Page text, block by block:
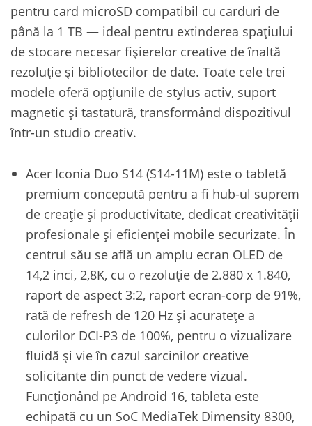
pentru card microSD compatibil cu carduri de
până la 1 TB — ideal pentru extinderea spațiului
de stocare necesar fișierelor creative de înaltă
rezoluție și bibliotecilor de date. Toate cele trei
modele oferă opțiunile de stylus activ, suport
magnetic și tastatură, transformând dispozitivul
într-un studio creativ.
Acer Iconia Duo S14 (S14-11M) este o tabletă
premium concepută pentru a fi hub-ul suprem
de creație și productivitate, dedicat creativității
profesionale și eficienței mobile securizate. În
centrul său se află un amplu ecran OLED de
14,2 inci, 2,8K, cu o rezoluție de 2.880 x 1.840,
raport de aspect 3:2, raport ecran-corp de 91%,
rată de refresh de 120 Hz și acuratețe a
culorilor DCI-P3 de 100%, pentru o vizualizare
fluidă și vie în cazul sarcinilor creative
solicitante din punct de vedere vizual.
Funcționând pe Android 16, tableta este
echipată cu un SoC MediaTek Dimensity 8300,